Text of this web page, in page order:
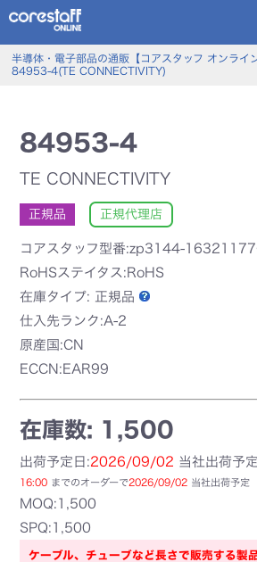
半導体・電子部品の通販【コアスタッフ オンライ
84953-4(TE CONNECTIVITY)
84953-4
TE CONNECTIVITY
正規品 正規代理店
コアスタッフ型番:zp3144-
RoHSステイタス:RoHS
在庫タイプ: 正規品
仕入先ランク:A-2
原産国:CN
ECCN:EAR99
在庫数: 1,500
出荷予定日:2026/09/02 当社出荷予定
16:00 までのオーダーで2026/09/02 当社出荷予定
MOQ:1,500
SPQ:1,500
ケーブル、チューブなど長さで販売する製